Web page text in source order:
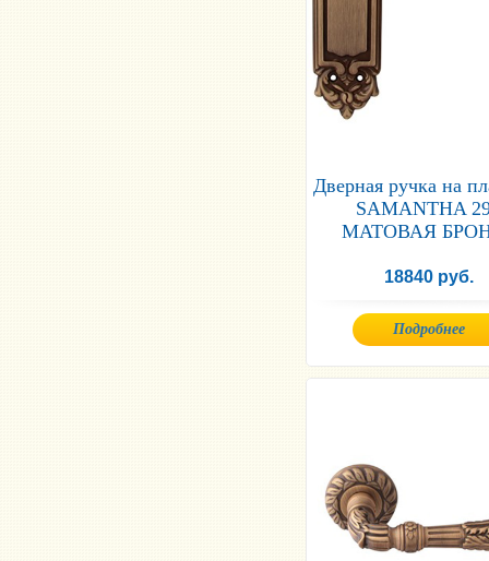
Дверная ручка на
SAMANTHA
МАТОВАЯ
18840 руб.
Подробнее